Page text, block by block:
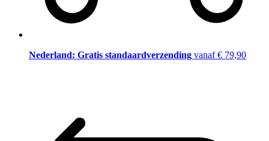
Nederland: Gratis standaardverzending vanaf € 79,90